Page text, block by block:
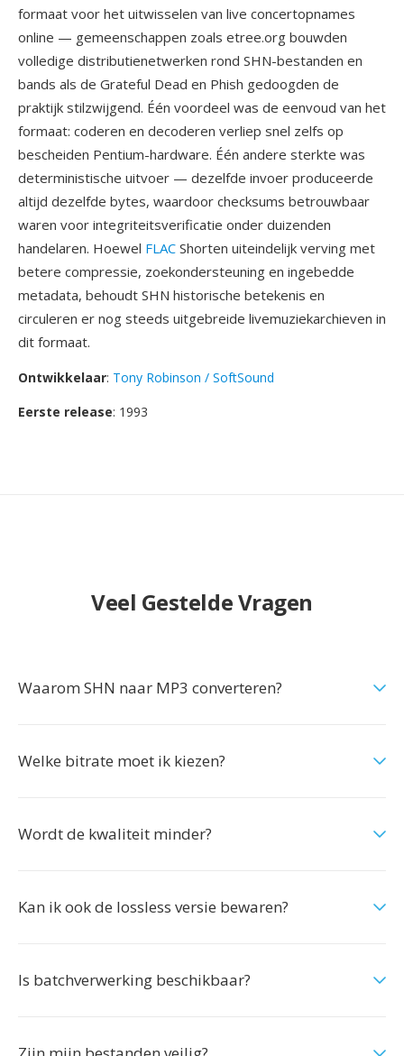
formaat voor het uitwisselen van live concertopnames
online — gemeenschappen zoals etree.org bouwden
volledige distributienetwerken rond SHN-bestanden en
bands als de Grateful Dead en Phish gedoogden de
praktijk stilzwijgend. Één voordeel was de eenvoud van het
formaat: coderen en decoderen verliep snel zelfs op
bescheiden Pentium-hardware. Één andere sterkte was
deterministische uitvoer — dezelfde invoer produceerde
altijd dezelfde bytes, waardoor checksums betrouwbaar
waren voor integriteitsverificatie onder duizenden
handelaren. Hoewel FLAC Shorten uiteindelijk verving met
betere compressie, zoekondersteuning en ingebedde
metadata, behoudt SHN historische betekenis en
circuleren er nog steeds uitgebreide livemuziekarchieven in
dit formaat.
Ontwikkelaar: Tony Robinson / SoftSound
Eerste release: 1993
Veel Gestelde Vragen
Waarom SHN naar MP3 converteren?
Welke bitrate moet ik kiezen?
Wordt de kwaliteit minder?
Kan ik ook de lossless versie bewaren?
Is batchverwerking beschikbaar?